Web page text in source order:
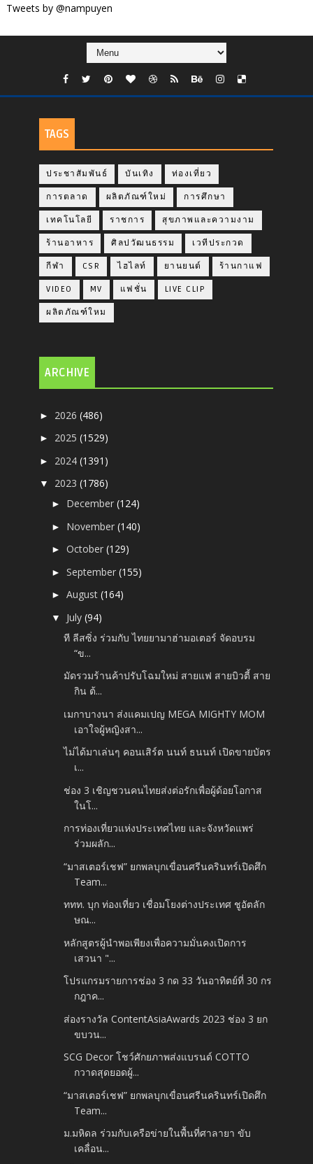
Tweets by @nampuyen
TAGS
ประชาสัมพันธ์ บันเทิง ท่องเที่ยว
การตลาด ผลิตภัณฑ์ใหม่ การศึกษา
เทคโนโลยี ราชการ สุขภาพและความงาม
ร้านอาหาร ศิลปวัฒนธรรม เวทีประกวด
กีฬา CSR ไฮไลท์ ยานยนต์ ร้านกาแฟ
VIDEO MV แฟชั่น LIVE CLIP
ผลิตภัณฑ์ใหม
ARCHIVE
► 2026(486)
► 2025(1529)
► 2024(1391)
▼ 2023(1786)
► December(124)
► November(140)
►October(129)
►September(155)
►August(164)
▼ July(94)
ที ลีสซิ่ง ร่วมกับ ไทยยามาฮ่ามอเตอร์ จัดอบรม
“ข...
มัดรวมร้านค้าปรับโฉมใหม่ สายแฟ สายบิวตี้ สาย
กิน ต้...
เมกาบางนา ส่งแคมเปญ MEGA MIGHTY MOM
เอาใจผู้หญิงสา...
ไม่ได้มาเล่นๆ คอนเสิร์ต นนท์ ธนนท์ เปิดขายบัตร
เ...
ช่อง 3 เชิญชวนคนไทยส่งต่อรักเพื่อผู้ด้อยโอกาส
ในโ...
การท่องเที่ยวแห่งประเทศไทย และจังหวัดแพร่
ร่วมผลัก...
“มาสเตอร์เชฟ” ยกพลบุกเขื่อนศรีนครินทร์เปิดศึก
Team...
ททท. บุก ท่องเที่ยว เชื่อมโยงต่างประเทศ ชูอัตลัก
ษณ...
หลักสูตรผู้นำพอเพียงเพื่อความมั่นคงเปิดการ
เสวนา "...
โปรแกรมรายการช่อง 3 กด 33 วันอาทิตย์ที่ 30 กร
กฎาค...
ส่องรางวัล ContentAsiaAwards 2023 ช่อง 3 ยก
ขบวน...
SCG Decor โชว์ศักยภาพส่งแบรนด์ COTTO
กวาดสุดยอดผู้...
“มาสเตอร์เชฟ” ยกพลบุกเขื่อนศรีนครินทร์เปิดศึก
Team...
ม.มหิดล ร่วมกับเครือข่ายในพื้นที่ศาลายา ขับ
เคลื่อน...